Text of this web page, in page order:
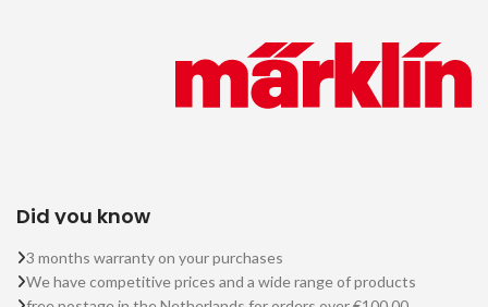
Did you know
3 months warranty on your purchases
We have competitive prices and a wide range of products